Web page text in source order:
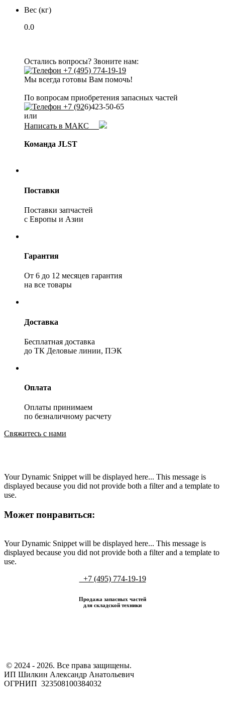
Вес (кг)
0.0
Остались вопросы? Звоните нам:
+7 (495) 774-19-19
Мы всегда готовы Вам помочь!
По вопросам приобретения запасных частей
+7 (926)423-50-65
или
Написать в МАКС
Команда JLST
Поставки
Поставки запчастей
с Европы и Азии
Гарантия
От 6 до 12 месяцев гарантия
на все товары
Доставка
Бесплатная доставка
до ТК Деловые линии, ПЭК
Оплата
Оплаты принимаем
по безналичному расчету
Свяжитесь с нами
Your Dynamic Snippet will be displayed here... This message is
displayed because you did not provide both a filter and a template to
use.
Может понравиться:
Your Dynamic Snippet will be displayed here... This message is
displayed because you did not provide both a filter and a template to
use.
+7 (495) 774-19-19
Продажа запасных частей
для складской техники
​ © 2024 - 2026. Все права защищены.
ИП Шилкин Александр Анатольевич
ОГРНИП 323508100384032